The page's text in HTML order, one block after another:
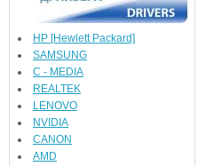
HP [Hewlett Packard]
SAMSUNG
C - MEDIA
REALTEK
LENOVO
NVIDIA
CANON
AMD